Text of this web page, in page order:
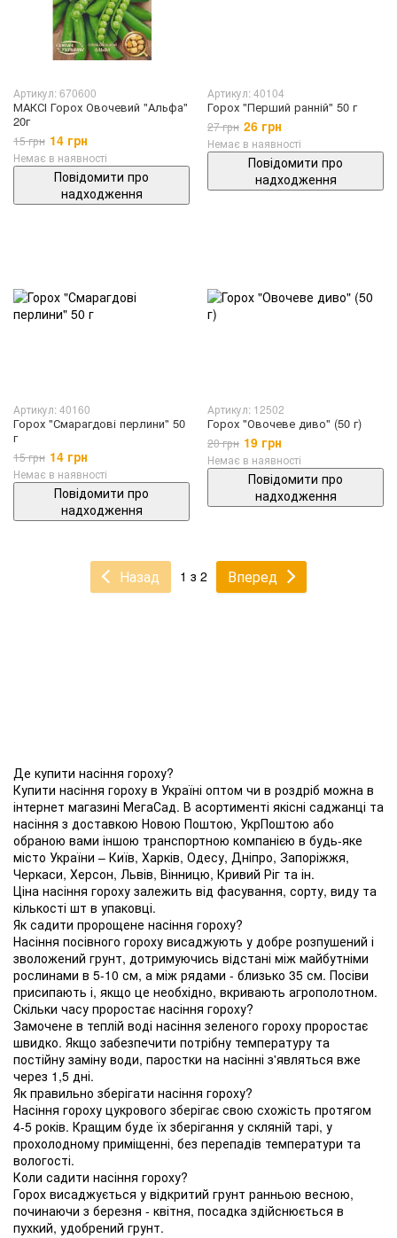
Артикул: 670600
МАКСІ Горох Овочевий "Альфа"
20г
15 грн 14 грн
Немає в наявності
Повідомити про
надходження
Артикул: 40104
Горох "Перший ранній" 50 г
27 грн 26 грн
Немає в наявності
Повідомити про
надходження
Артикул: 40160
Горох "Смарагдові перлини" 50
г
15 грн 14 грн
Немає в наявності
Повідомити про
надходження
Артикул: 12502
Горох "Овочеве диво" (50 г)
20 грн 19 грн
Немає в наявності
Повідомити про
надходження
Назад 1 з 2 Вперед
Де купити насіння гороху?
Купити насіння гороху в Україні оптом чи в роздріб можна в
інтернет магазині МегаСад. В асортименті якісні саджанці та
насіння з доставкою Новою Поштою, УкрПоштою або
обраною вами іншою транспортною компанією в будь-яке
місто України – Київ, Харків, Одесу, Дніпро, Запоріжжя,
Черкаси, Херсон, Львів, Вінницю, Кривий Ріг та ін.
Ціна насіння гороху залежить від фасування, сорту, виду та
кількості шт в упаковці.
Як садити пророщене насіння гороху?
Насіння посівного гороху висаджують у добре розпушений і
зволожений грунт, дотримуючись відстані між майбутніми
рослинами в 5-10 см, а між рядами - близько 35 см. Посіви
присипають і, якщо це необхідно, вкривають агрополотном.
Скільки часу проростає насіння гороху?
Замочене в теплій воді насіння зеленого гороху проростає
швидко. Якщо забезпечити потрібну температуру та
постійну заміну води, паростки на насінні з'являться вже
через 1,5 дні.
Як правильно зберігати насіння гороху?
Насіння гороху цукрового зберігає свою схожість протягом
4-5 років. Кращим буде їх зберігання у скляній тарі, у
прохолодному приміщенні, без перепадів температури та
вологості.
Коли садити насіння гороху?
Горох висаджується у відкритий грунт ранньою весною,
починаючи з березня - квітня, посадка здійснюється в
пухкий, удобрений грунт.